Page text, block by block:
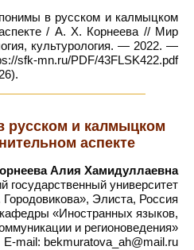
в русском и калмыцком
/ А. Х. Корнеева // Мир
культурология. — 2022. —
mn.ru/PDF/43FLSK422.pdf
русском и калмыцком
аспекте
Алия Хамидуллаевна
университет
Элиста, Россия
«Иностранных языков,
и регионоведения»
E-mail: bekmuratova_ah@mail.ru